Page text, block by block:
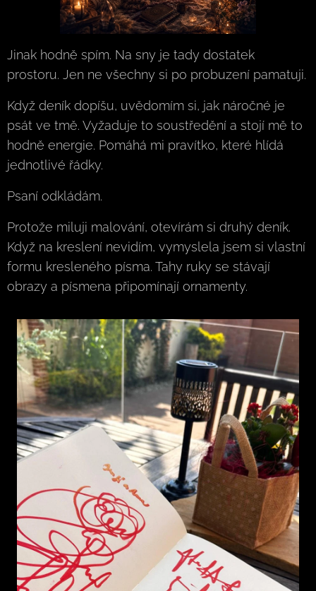
Jinak hodně spím. Na sny je tady dostatek
prostoru. Jen ne všechny si po probuzení pamatuji.
Když deník dopíšu, uvědomím si, jak náročné je
psát ve tmě. Vyžaduje to soustředění a stojí mě to
hodně energie. Pomáhá mi pravítko, které hlídá
jednotlivé řádky.
Psaní odkládám.
Protože miluji malování, otevírám si druhý deník.
Když na kreslení nevidím, vymyslela jsem si vlastní
formu kresleného písma. Tahy ruky se stávají
obrazy a písmena připomínají ornamenty.